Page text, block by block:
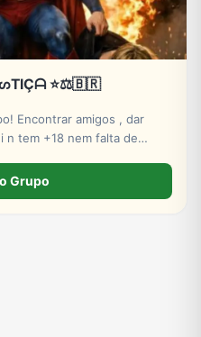
⭐⚖️🇧🇷
Encontrar amigos , dar
n tem +18 nem falta de
Grupo